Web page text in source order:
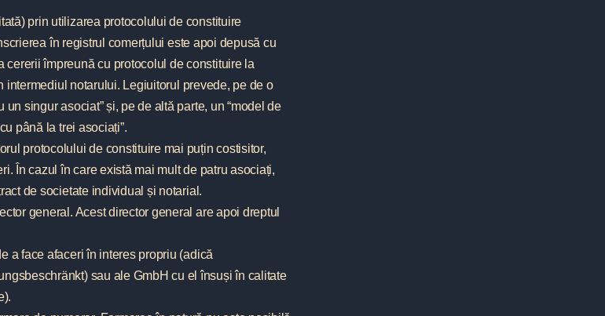
prin utilizarea protocolului de constituire
în registrul comerțului este apoi depusă cu
împreună cu protocolul de constituire la
notarului. Legiuitorul prevede, pe de o
singur asociat” și, pe de altă parte, un “model de
până la trei asociați”.
protocolului de constituire mai puțin costisitor,
În cazul în care există mai mult de patru asociați,
de societate individual și notarial.
general. Acest director general are apoi dreptul
a face afaceri în interes propriu (adică
sau ale GmbH cu el însuși în calitate